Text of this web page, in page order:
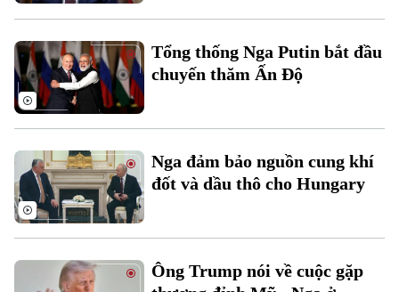
Theo dõi Hà Nội On
Tổng thống Nga Putin bắt đầu
chuyến thăm Ấn Độ
Nga đảm bảo nguồn cung khí
đốt và dầu thô cho Hungary
Ông Trump nói về cuộc gặp